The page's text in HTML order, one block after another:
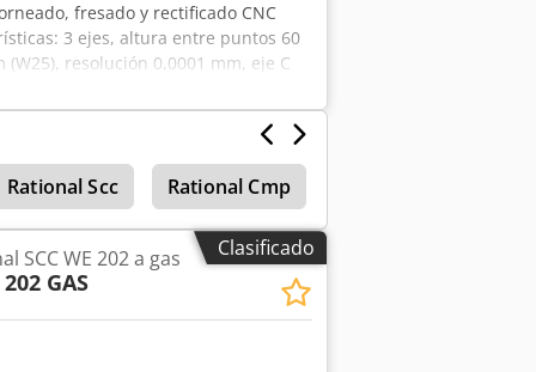
fresado y rectificado CNC
3 ejes, altura entre puntos 60
resolución 0,0001 mm, eje C
Nm, avance rápido 20 m/min,
mm. Accesorios: refrigeración,
112+, pistola de limpieza,
sectores: automoción, relojería,
Rspfx Anzjha
Rational Scc Rational Cmp
Clasificado
SCC WE 202 a gas
202 GAS